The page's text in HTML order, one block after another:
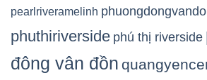
pearlriveramelinh
phuthiriverside phú thị riverside
đông vân đồn